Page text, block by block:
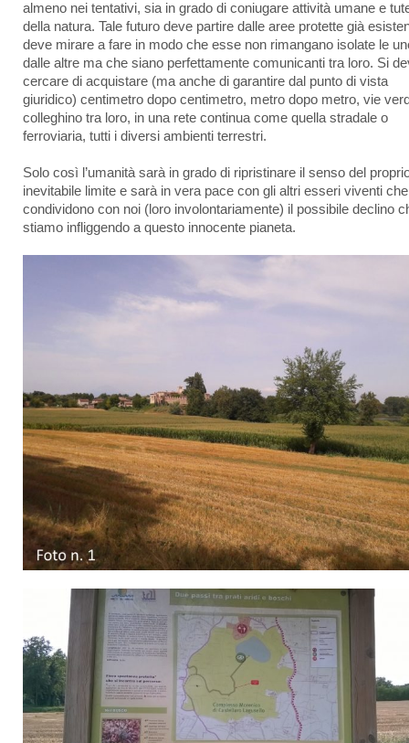
almeno nei tentativi, sia in grado di coniugare attività umane e
della natura. Tale futuro deve partire dalle aree protette già
deve mirare a fare in modo che esse non rimangano isolate le
dalle altre ma che siano perfettamente comunicanti tra loro. Si
cercare di acquistare (ma anche di garantire dal punto di vista
giuridico) centimetro dopo centimetro, metro dopo metro, vie
colleghino tra loro, in una rete continua come quella stradale o
ferroviaria, tutti i diversi ambienti terrestri.
Solo così l’umanità sarà in grado di ripristinare il senso del
inevitabile limite e sarà in vera pace con gli altri esseri viventi che
condividono con noi (loro involontariamente) il possibile declino
stiamo infliggendo a questo innocente pianeta.